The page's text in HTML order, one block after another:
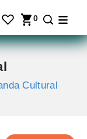
0
Cultural